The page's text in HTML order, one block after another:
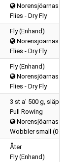
Norensjöarnas
Flies - Dry Fly
Fly (Enhand)
Norensjöarnas
Flies - Dry Fly
Fly (Enhand)
Norensjöarnas
Flies - Dry Fly
3 st a' 500 g,
Pull Rowing
Norensjöarnas
Wobbler small (0-
Åter
Fly (Enhand)